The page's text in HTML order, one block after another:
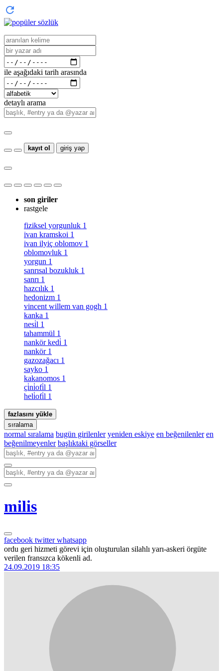
ile aşağıdaki tarih arasında
detaylı arama
kayıt ol giriş yap
son giriler
rastgele
fiziksel yorgunluk 1
ivan kramskoi 1
ivan ilyiç oblomov 1
oblomovluk 1
yorgun 1
sanrısal bozukluk 1
sanrı 1
hazcılık 1
hedonizm 1
vincent willem van gogh 1
kanka 1
nesi̇l 1
tahammül 1
nankör kedi̇ 1
nankör 1
gazozağacı 1
sayko 1
kakanomos 1
çi̇ni̇ofi̇l 1
heli̇ofi̇l 1
fazlasını yükle
sıralama
normal sıralama bugün girilenler yeniden eskiye en beğenilenler en
beğenilmeyenler başlıktaki görseller
milis
facebook twitterwhatsapp
ordu geri hizmeti görevi için oluşturulan silahlı yarı-askeri örgüte
verilen fransızca kökenli ad.
24.09.2019 18:35